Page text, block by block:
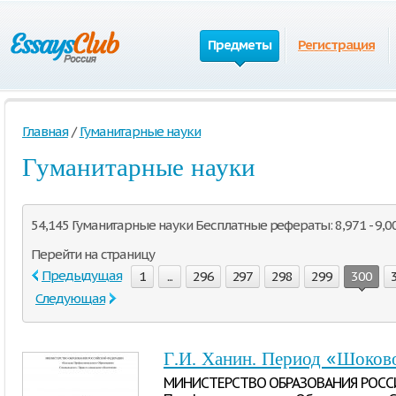
Предметы Регистрация
Главная / Гуманитарные науки
Гуманитарные науки
54,145 Гуманитарные науки Бесплатные рефераты: 8,971 -
Перейти на страницу
Предыдущая
1 ... 296 297 298 299 300
Следующая
Г.И. Ханин. Период
МИНИСТЕРСТВО ОБРАЗОВАНИЯ